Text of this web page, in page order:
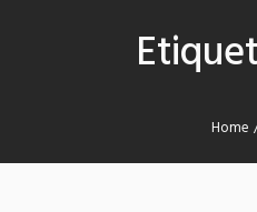
Home